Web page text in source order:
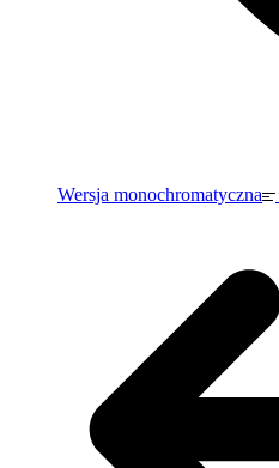
Wersja monochromatyczna